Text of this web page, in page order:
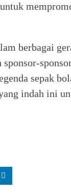
berbagai
sepak
indah ini